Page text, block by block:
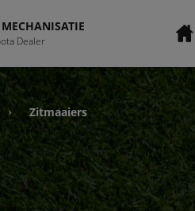
Dealer
› Zitmaaiers